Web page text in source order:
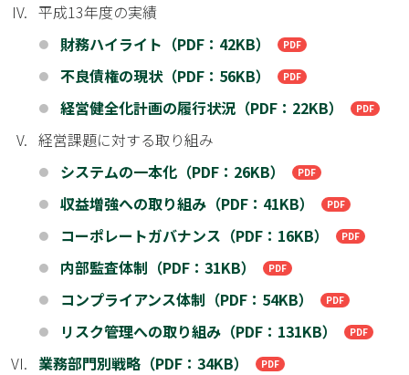
平成13年度の実績
● 財務ハイライト（PDF：42KB）
● 不良債権の現状（PDF：56KB）
●
経営健全化計画の履行状況（PDF：22KB）
経営課題に対する取り組み
● システムの一本化（PDF：26KB）
● 収益増強への取り組み（PDF：41KB）
● コーポレートガバナンス（PDF：16KB）
● 内部監査体制（PDF：31KB）
● コンプライアンス体制（PDF：54KB）
●
リスク管理への取り組み（PDF：131KB）
業務部門別戦略（PDF：34KB）